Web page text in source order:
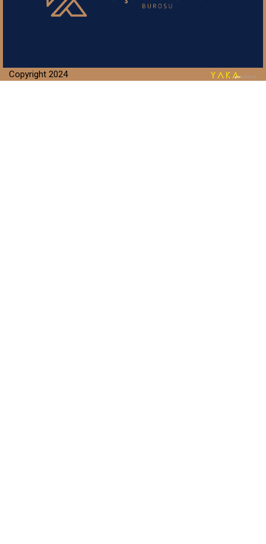
Copyright 2024